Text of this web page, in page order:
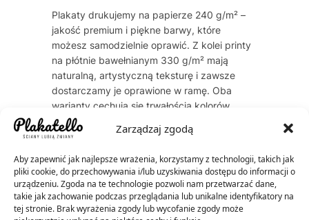
Zarządzaj zgodą
Aby zapewnić jak najlepsze wrażenia, korzystamy z technologii, takich jak
pliki cookie, do przechowywania i/lub uzyskiwania dostępu do informacji o
urządzeniu. Zgoda na te technologie pozwoli nam przetwarzać dane,
takie jak zachowanie podczas przeglądania lub unikalne identyfikatory na
tej stronie. Brak wyrażenia zgody lub wycofanie zgody może
Plakaty drukujemy na papierze 240 g/m² –
jakość premium i piękne barwy, które
możesz samodzielnie oprawić. Z kolei printy
na płótnie bawełnianym 330 g/m² mają
naturalną, artystyczną teksturę i zawsze
dostarczamy je oprawione w ramę. Oba
warianty cechują się trwałością kolorów
przez dekady – do 60 lat dla plakatów, do
200 lat dla płócien.